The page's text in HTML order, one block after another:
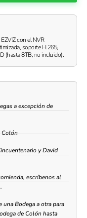
con el NVR
soporte H.265,
(hasta 8TB, no incluido).
a excepción de
Colón
y David
escríbenos al
una Bodega a otra para
de Colón hasta